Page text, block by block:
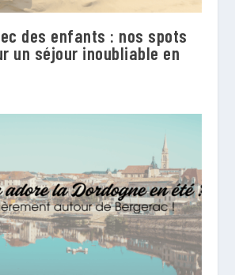
des enfants : nos spots
un séjour inoubliable en